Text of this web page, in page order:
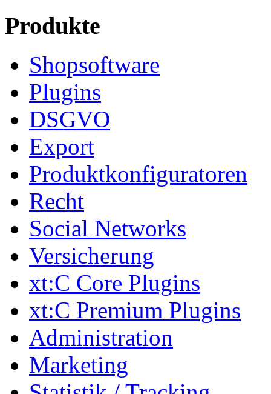
Produkte
Shopsoftware
Plugins
DSGVO
Export
Produktkonfiguratoren
Recht
Social Networks
Versicherung
xt:C Core Plugins
xt:C Premium Plugins
Administration
Marketing